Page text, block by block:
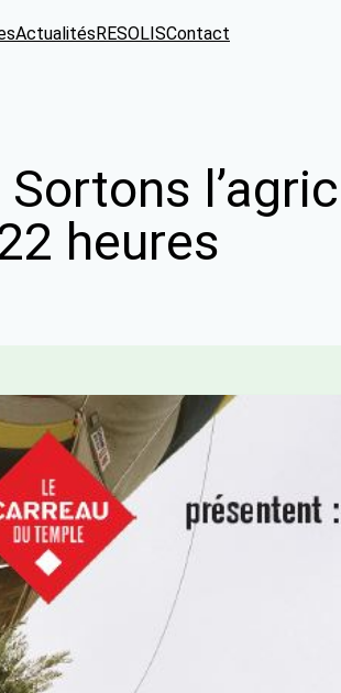
ActualitésRESOLISContact
heures